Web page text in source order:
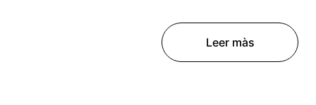
Leer màs